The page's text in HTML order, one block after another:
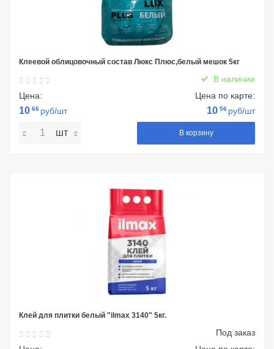
Клеевой облицовочный состав Люкс Плюс,белый мешок 5кг
В наличии
Цена:
10 66 руб/шт
Цена по карте:
10 56 руб/шт
шт В корзину
Клей для плитки белый "ilmax 3140" 5кг.
Под заказ